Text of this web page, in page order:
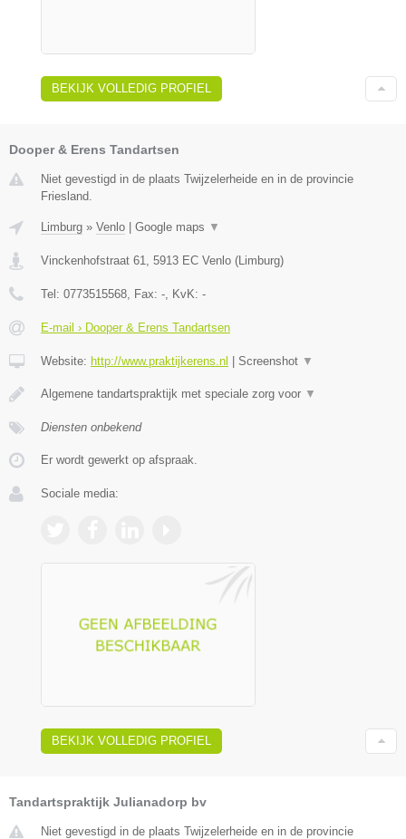
BEKIJK VOLLEDIG PROFIEL
Dooper & Erens Tandartsen
Niet gevestigd in de plaats Twijzelerheide en in de provincie
Friesland.
Limburg » Venlo Google maps ▼
Vinckenhofstraat 61, 5913 EC Venlo (Limburg)
Tel: 0773515568, Fax: -, KvK: -
E-mail › Dooper & Erens Tandartsen
Website: http://www.praktijkerens.nl Screenshot ▼
Algemene tandartspraktijk met speciale zorg voor ▼
Diensten onbekend
Er wordt gewerkt op afspraak.
Sociale media:
BEKIJK VOLLEDIG PROFIEL
Tandartspraktijk Julianadorp bv
Niet gevestigd in de plaats Twijzelerheide en in de provincie